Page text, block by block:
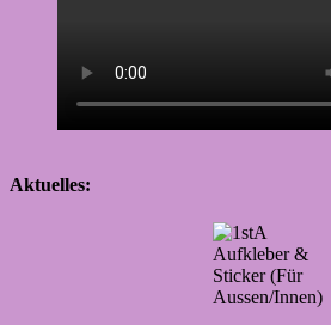
Aktuelles:
Aufkleber &
Sticker (Für
Aussen/Innen)